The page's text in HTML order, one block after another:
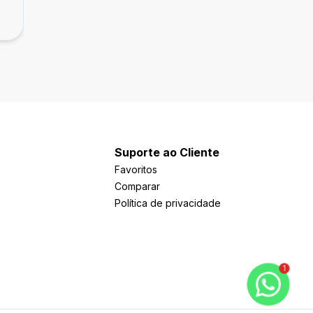
Suporte ao Cliente
Favoritos
Comparar
Política de privacidade
1